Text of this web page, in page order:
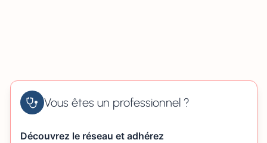
Vous êtes un professionnel ?
Découvrez le réseau et adhérez